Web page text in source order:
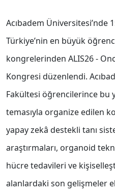
Acıbadem Üniversitesi’nde
Türkiye’nin en büyük
kongrelerinden ALIS26 -
Kongresi düzenlendi.
Fakültesi öğrencilerince bu
temasıyla organize edilen
yapay zekâ destekli tanı
araştırmaları, organoid
hücre tedavileri ve
alanlardaki son gelişmeler